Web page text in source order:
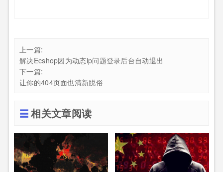
上一篇:
解决Ecshop因为动态ip问题登录后台自动退出
下一篇:
让你的404页面也清新脱俗
相关文章阅读